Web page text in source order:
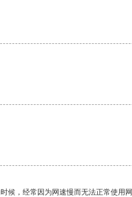
，经常因为网速慢而无法正常使用